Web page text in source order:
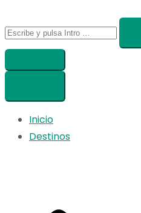
Buscar:
Inicio
Destinos